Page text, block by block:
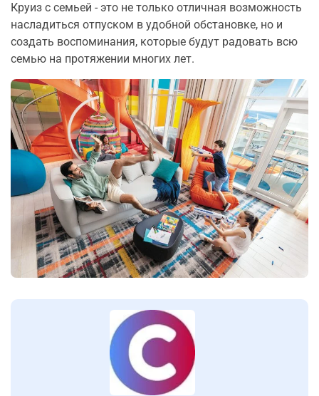
Круиз с семьей - это не только отличная возможность
насладиться отпуском в удобной обстановке, но и
создать воспоминания, которые будут радовать всю
семью на протяжении многих лет.